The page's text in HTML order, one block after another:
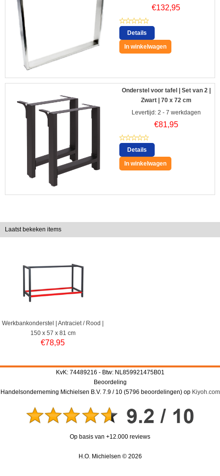
€132,95
Details
In winkelwagen
Onderstel voor tafel | Set van 2 |
Zwart | 70 x 72 cm
Levertijd: 2 - 7 werkdagen
€81,95
Details
In winkelwagen
Laatst bekeken items
Werkbankonderstel | Antraciet / Rood |
150 x 57 x 81 cm
€78,95
KvK: 74489216 - Btw: NL859921475B01
Beoordeling
Handelsonderneming Michielsen B.V. 7.9/ 10(5796 beoordelingen) op Kiyoh.com
Op basis van +12.000 reviews
H.O. Michielsen © 2026